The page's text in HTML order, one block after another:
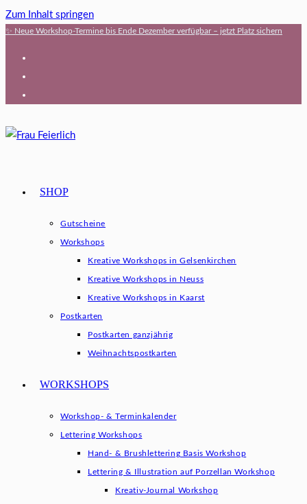
Zum Inhalt springen
✨ Neue Workshop-Termine bis Ende Dezember verfügbar – jetzt Platz sichern
SHOP
Gutscheine
Workshops
Kreative Workshops in Gelsenkirchen
Kreative Workshops in Neuss
Kreative Workshops in Kaarst
Postkarten
Postkarten ganzjährig
Weihnachtspostkarten
WORKSHOPS
Workshop- & Terminkalender
Lettering Workshops
Hand- & Brushlettering Basis Workshop
Lettering & Illustration auf Porzellan Workshop
Kreativ-Journal Workshop